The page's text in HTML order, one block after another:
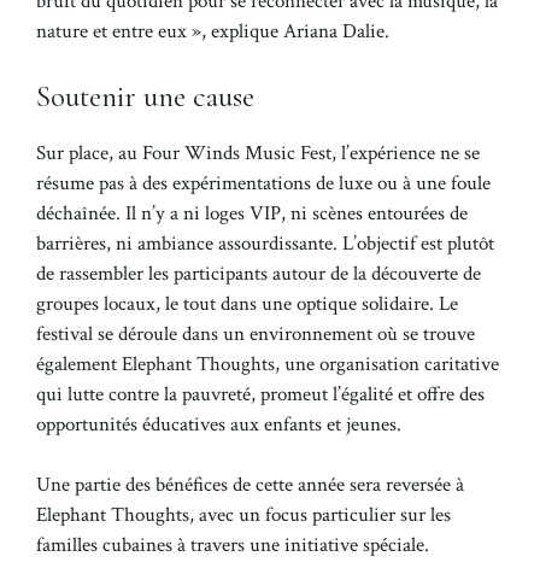
nature et entre eux », explique Ariana Dalie.
Soutenir une cause
Sur place, au Four Winds Music Fest, l’expérience ne se
résume pas à des expérimentations de luxe ou à une foule
déchaînée. Il n’y a ni loges VIP, ni scènes entourées de
barrières, ni ambiance assourdissante. L’objectif est plutôt
de rassembler les participants autour de la découverte de
groupes locaux, le tout dans une optique solidaire. Le
festival se déroule dans un environnement où se trouve
également Elephant Thoughts, une organisation caritative
qui lutte contre la pauvreté, promeut l’égalité et offre des
opportunités éducatives aux enfants et jeunes.
Une partie des bénéfices de cette année sera reversée à
Elephant Thoughts, avec un focus particulier sur les
familles cubaines à travers une initiative spéciale.